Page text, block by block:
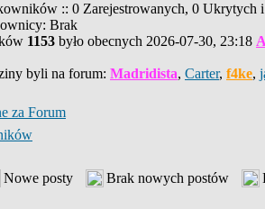
:: 0 Zarejestrowanych, 0 Ukrytych
Brak
1153 było obecnych 2026-07-30, 23:18
byli na forum: Madridista, Carter, f4ke,
za Forum
Nowe posty Brak nowych postów